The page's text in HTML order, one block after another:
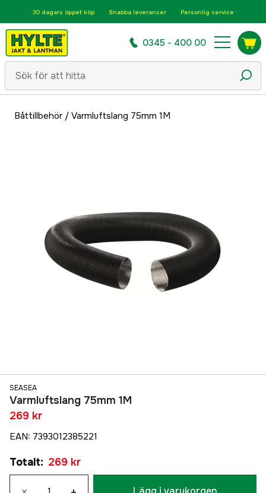
30 dagars öppet köp Snabba leveranser Personlig service
0345 - 400 00
Båttillbehör/ Varmluftslang 75mm 1M
SEASEA
Varmluftslang 75mm 1M
269 kr
EAN: 7393012385221
Totalt: 269 kr